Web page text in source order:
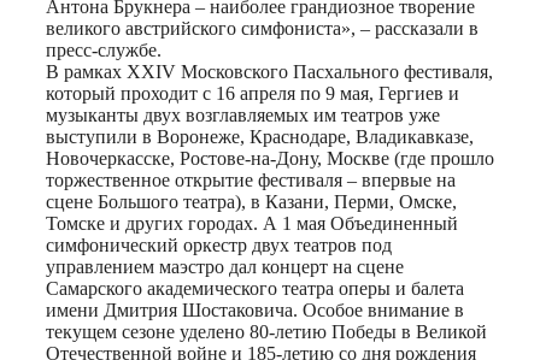
Антона Брукнера – наиболее грандиозное творение
великого австрийского симфониста», – рассказали в
пресс-службе.
В рамках XXIV Московского Пасхального фестиваля,
который проходит с 16 апреля по 9 мая, Гергиев и
музыканты двух возглавляемых им театров уже
выступили в Воронеже, Краснодаре, Владикавказе,
Новочеркасске, Ростове-на-Дону, Москве (где прошло
торжественное открытие фестиваля – впервые на
сцене Большого театра), в Казани, Перми, Омске,
Томске и других городах. А 1 мая Объединенный
симфонический оркестр двух театров под
управлением маэстро дал концерт на сцене
Самарского академического театра оперы и балета
имени Дмитрия Шостаковича. Особое внимание в
текущем сезоне уделено 80-летию Победы в Великой
Отечественной войне и 185-летию со дня рождения